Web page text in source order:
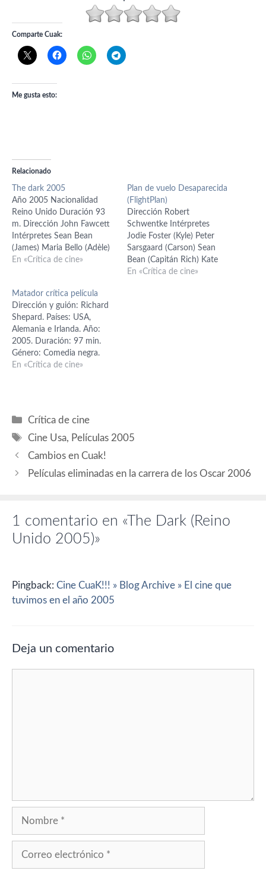
Comparte Cuak:
Me gusta esto:
Relacionado
The dark 2005
Año 2005 Nacionalidad
Reino Unido Duración 93
m. Dirección John Fawcett
Intérpretes Sean Bean
(James) Maria Bello (Adèle)
Richard Elfyn (Rowan)
Stephen Massicotte
Fotografía Christian Sebaldt
Música Edmund Butt
Montaje Chris Gill El título
de esta película hace
mención a lo oscuro "the…
En «Crítica de cine»
Plan de vuelo Desaparecida
(FlightPlan)
Dirección Robert
Schwentke Intérpretes
Jodie Foster (Kyle) Peter
Sarsgaard (Carson) Sean
Bean (Capitán Rich) Kate
Beahan (Stephanie) Michael
En «Crítica de cine»
Matador crítica película
Dirección y guión: Richard
Shepard. Países: USA,
Alemania e Irlanda. Año:
2005. Duración: 97 min.
Género: Comedia negra.
Interpretación: Pierce
Adam Scott (Phil Garrison),
Dylan Baker (Lovell), Portia
Meyerson (Chico de 10…
En «Crítica de cine»
Categorías
Crítica de cine
Etiquetas
Cine Usa, Películas 2005
Cambios en Cuak!
Películas eliminadas en la carrera de los Oscar 2006
1 comentario en «The Dark (Reino
Unido 2005)»
Pingback: Cine CuaK!!! » Blog Archive » El cine que
tuvimos en el año 2005
Deja un comentario